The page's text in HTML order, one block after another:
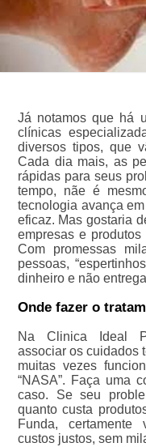
Já notamos que há
clínicas
diversos tipos, que
Cada dia mais, as
rápidas para seus
tempo, nãe é
tecnologia avança
eficaz. Mas gostaria
empresas e
Com promessas
pessoas,
dinheiro e não
Onde fazer o
Na Clinica Ideal
associar os cuidados
muitas vezes
“NASA”. Faça uma
caso. Se seu
quanto custa
Funda, certamente
custos justos, sem